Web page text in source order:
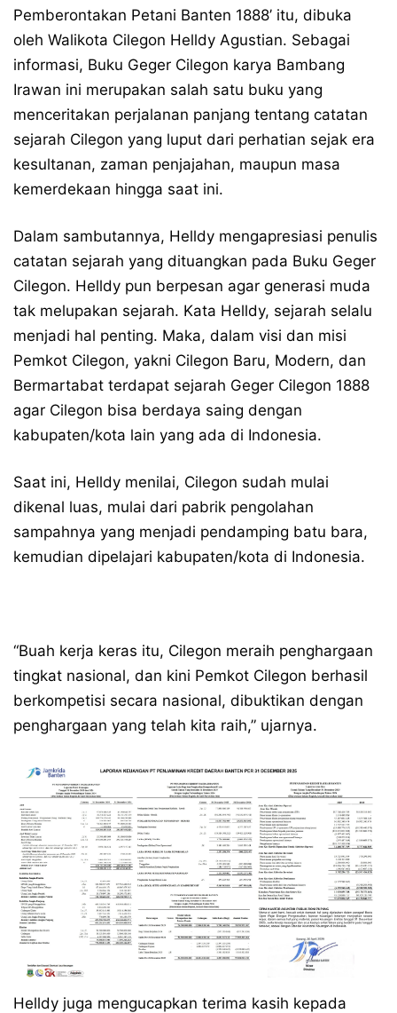
Pemberontakan Petani Banten 1888’ itu, dibuka
oleh Walikota Cilegon Helldy Agustian. Sebagai
informasi, Buku Geger Cilegon karya Bambang
Irawan ini merupakan salah satu buku yang
menceritakan perjalanan panjang tentang catatan
sejarah Cilegon yang luput dari perhatian sejak era
kesultanan, zaman penjajahan, maupun masa
kemerdekaan hingga saat ini.
Dalam sambutannya, Helldy mengapresiasi penulis
catatan sejarah yang dituangkan pada Buku Geger
Cilegon. Helldy pun berpesan agar generasi muda
tak melupakan sejarah. Kata Helldy, sejarah selalu
menjadi hal penting. Maka, dalam visi dan misi
Pemkot Cilegon, yakni Cilegon Baru, Modern, dan
Bermartabat terdapat sejarah Geger Cilegon 1888
agar Cilegon bisa berdaya saing dengan
kabupaten/kota lain yang ada di Indonesia.
Saat ini, Helldy menilai, Cilegon sudah mulai
dikenal luas, mulai dari pabrik pengolahan
sampahnya yang menjadi pendamping batu bara,
kemudian dipelajari kabupaten/kota di Indonesia.
“Buah kerja keras itu, Cilegon meraih penghargaan
tingkat nasional, dan kini Pemkot Cilegon berhasil
berkompetisi secara nasional, dibuktikan dengan
penghargaan yang telah kita raih,” ujarnya.
Helldy juga mengucapkan terima kasih kepada